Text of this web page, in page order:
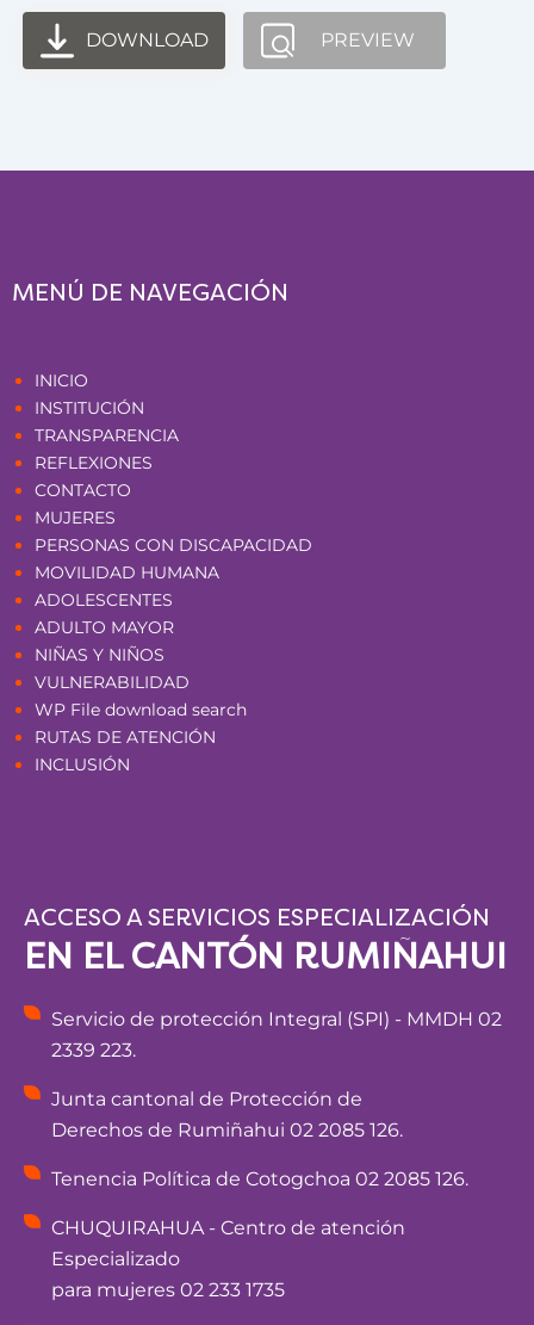
DOWNLOAD PREVIEW
MENÚ DE NAVEGACIÓN
INICIO
INSTITUCIÓN
TRANSPARENCIA
REFLEXIONES
CONTACTO
MUJERES
PERSONAS CON DISCAPACIDAD
MOVILIDAD HUMANA
ADOLESCENTES
ADULTO MAYOR
NIÑAS Y NIÑOS
VULNERABILIDAD
WP File download search
RUTAS DE ATENCIÓN
INCLUSIÓN
ACCESO A SERVICIOS ESPECIALIZACIÓN
EN EL CANTÓN RUMIÑAHUI
Servicio de protección Integral (SPI) - MMDH 02
2339 223.
Junta cantonal de Protección de
Derechos de Rumiñahui 02 2085 126.
Tenencia Política de Cotogchoa 02 2085 126.
CHUQUIRAHUA - Centro de atención
Especializado
para mujeres 02 233 1735